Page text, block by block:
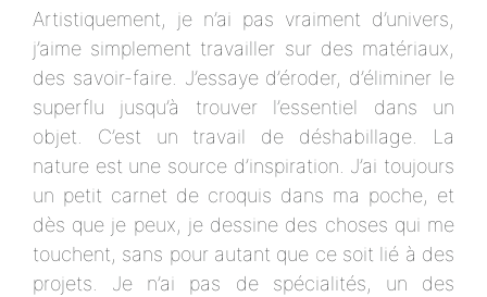
Artistiquement, je n’ai pas vraiment d’univers,
j’aime simplement travailler sur des matériaux,
des savoir-faire. J’essaye d’éroder, d’éliminer le
superflu jusqu’à trouver l’essentiel dans un
objet. C’est un travail de déshabillage. La
nature est une source d’inspiration. J’ai toujours
un petit carnet de croquis dans ma poche, et
dès que je peux, je dessine des choses qui me
touchent, sans pour autant que ce soit lié à des
projets. Je n’ai pas de spécialités, un des